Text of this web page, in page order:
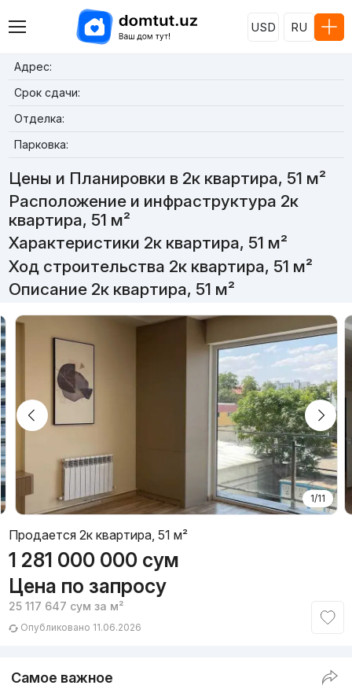
USD RU
Адрес:
Срок сдачи:
Отделка:
Парковка:
Цены и Планировки в 2к квартира, 51 м²
Расположение и инфраструктура 2к
квартира, 51 м²
Характеристики 2к квартира, 51 м²
Ход строительства 2к квартира, 51 м²
Описание 2к квартира, 51 м²
1/11
Продается 2к квартира, 51 м²
1 281 000 000 сум
Цена по запросу
25 117 647 сум за м²
Опубликовано 11.06.2026
Самое важное